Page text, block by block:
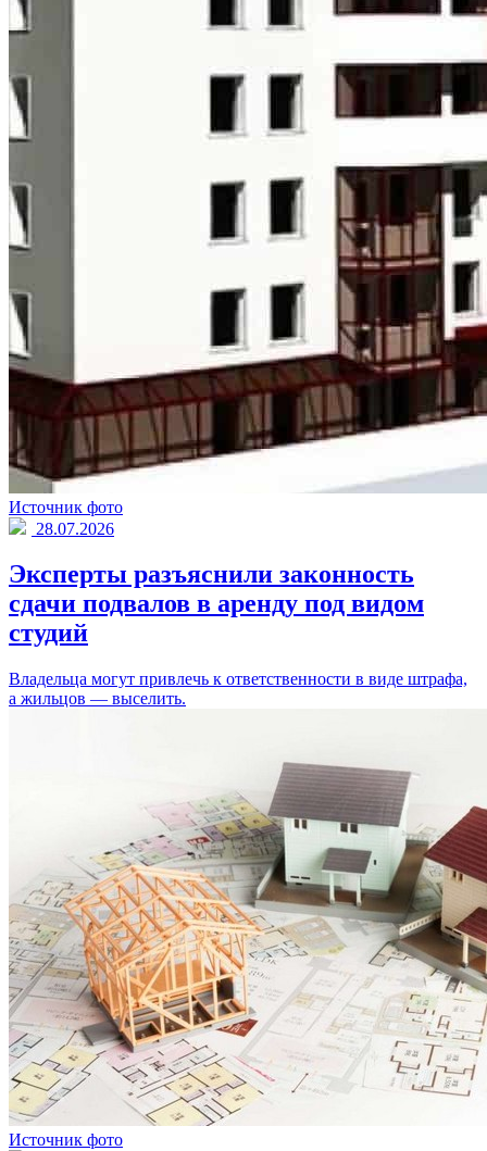
Источник фото
28.07.2026
Эксперты разъяснили законность
сдачи подвалов в аренду под видом
студий
Владельца могут привлечь к ответственности в виде штрафа,
а жильцов — выселить.
Источник фото